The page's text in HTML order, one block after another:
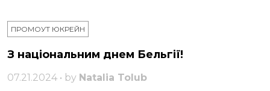
ПРОМОУТ ЮКРЕЙН
З національним днем ​​Бельгії!
07.21.2024 • by Natalia Tolub